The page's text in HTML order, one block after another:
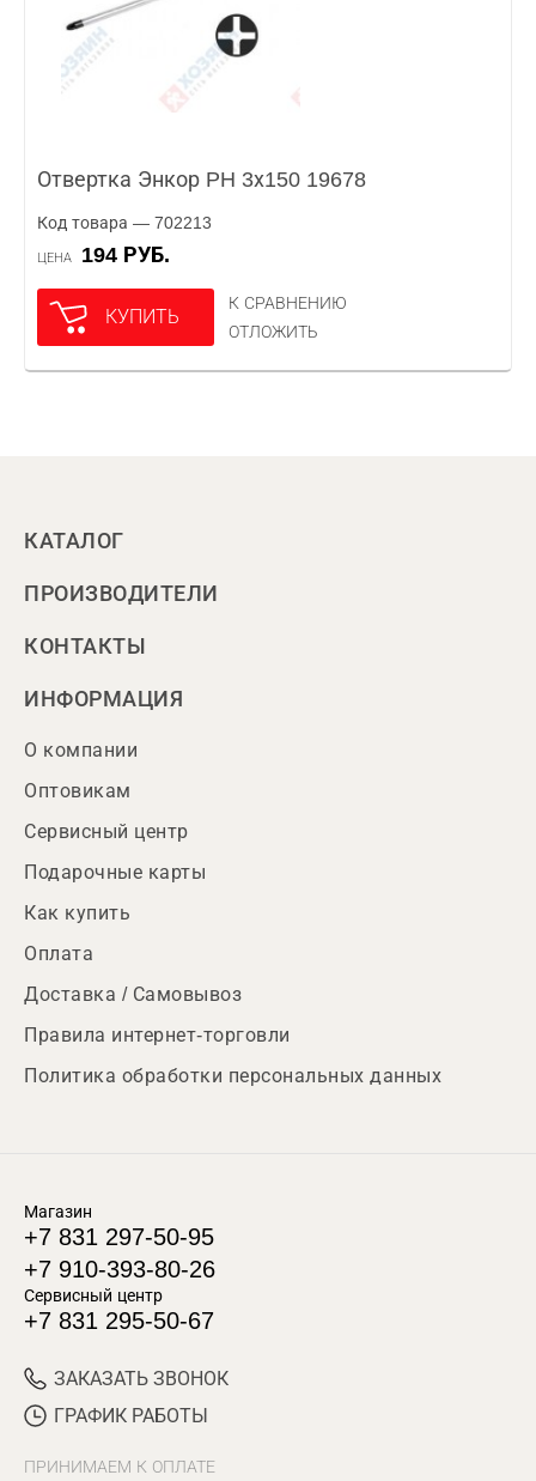
Отвертка Энкор PH 3х150 19678
Код товара — 702213
ЦЕНА 194 РУБ.
КУПИТЬ
К СРАВНЕНИЮ
ОТЛОЖИТЬ
КАТАЛОГ
ПРОИЗВОДИТЕЛИ
КОНТАКТЫ
ИНФОРМАЦИЯ
О компании
Оптовикам
Сервисный центр
Подарочные карты
Как купить
Оплата
Доставка / Самовывоз
Правила интернет-торговли
Политика обработки персональных данных
Магазин
+7 831 297-50-95
+7 910-393-80-26
Сервисный центр
+7 831 295-50-67
ЗАКАЗАТЬ ЗВОНОК
ГРАФИК РАБОТЫ
ПРИНИМАЕМ К ОПЛАТЕ